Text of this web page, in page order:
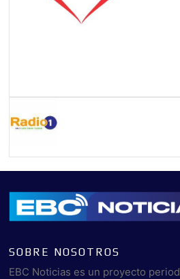
SOBRE NOSOTROS
EBC Noticias es un proyecto